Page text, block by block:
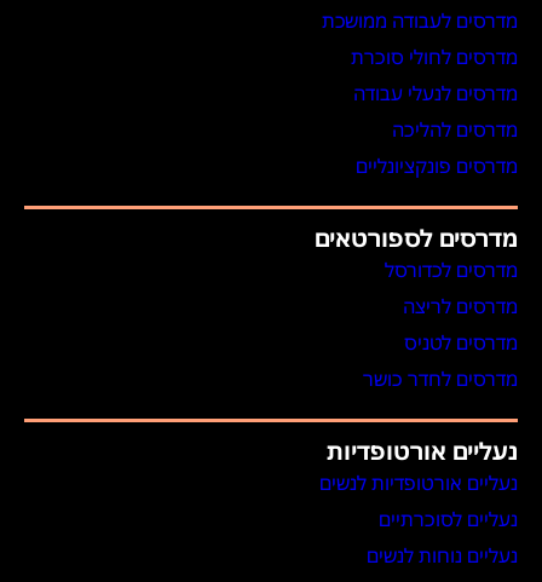
מדרסים לעבודה ממושכת
מדרסים לחולי סוכרת
מדרסים לנעלי עבודה
מדרסים להליכה
מדרסים פונקציונליים
מדרסים לספורטאים
מדרסים לכדורסל
מדרסים לריצה
מדרסים לטניס
מדרסים לחדר כושר
נעליים אורטופדיות
נעליים אורטופדיות לנשים
נעליים לסוכרתיים
נעליים נוחות לנשים